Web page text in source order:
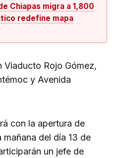
Chiapas migra a 1,800
redefine mapa
Viaducto Rojo Gómez,
y Avenida
con la apertura de
del día 13 de
un jefe de